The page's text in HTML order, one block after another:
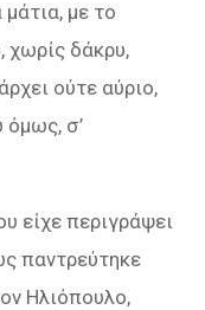
με το
χωρίς δάκρυ,
ούτε αύριο,
σ’
είχε περιγράψει
παντρεύτηκε
Ηλιόπουλο,